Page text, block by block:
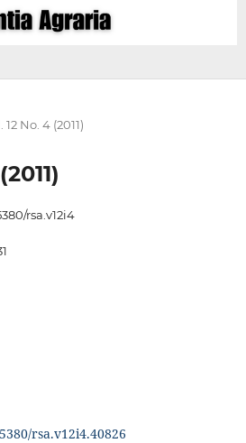
12 No. 4 (2011)
rsa.v12i4
rsa.v12i4.40826